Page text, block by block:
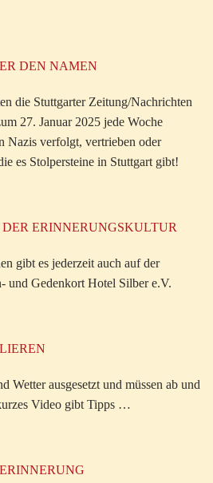
DEN NAMEN
die Stuttgarter Zeitung/Nachrichten
27. Januar 2025 jede Woche
Nazis verfolgt, vertrieben oder
es Stolpersteine in Stuttgart gibt!
ERINNERUNGSKULTUR
gibt es jederzeit auch auf der
und Gedenkort Hotel Silber e.V.
Wetter ausgesetzt und müssen ab und
Video gibt Tipps …